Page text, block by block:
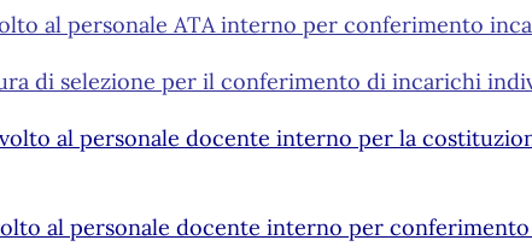
al personale ATA interno per conferimento
di selezione per il conferimento di incarichi
al personale docente interno per la
al personale docente interno per